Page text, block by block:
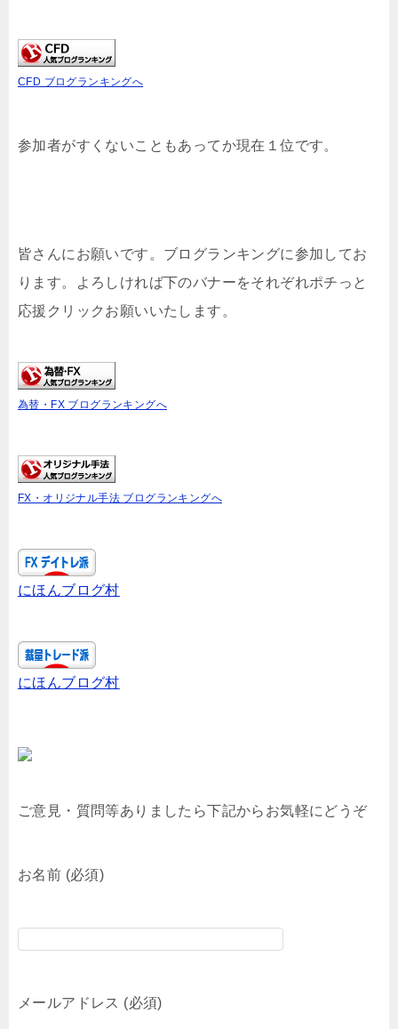
CFD ブログランキングへ
参加者がすくないこともあってか現在１位です。
皆さんにお願いです。ブログランキングに参加してお
ります。よろしければ下のバナーをそれぞれポチっと
応援クリックお願いいたします。
為替・FX ブログランキングへ
FX・オリジナル手法 ブログランキングへ
にほんブログ村
にほんブログ村
ご意見・質問等ありましたら下記からお気軽にどうぞ
お名前 (必須)
メールアドレス (必須)